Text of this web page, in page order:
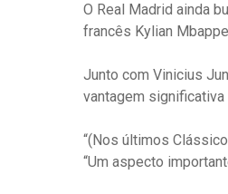
O Real Madrid ainda
francês Kylian
Junto com Vinicius
vantagem
“(Nos últimos
“Um aspecto